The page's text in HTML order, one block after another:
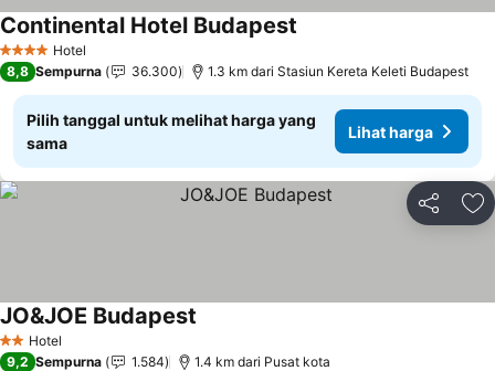
4 BintangHotel
Continental Hotel Budapest
8,8 Sempurna 36.300 1.3 km dari Stasiun Kereta Keleti Budapest
Pilih tanggal untuk melihat harga yang
sama
Lihat harga
Bagikan
2 Bintang
Hotel
JO&JOE Budapest
9,2 Sempurna 1.584 1.4 km dari Pusat kota